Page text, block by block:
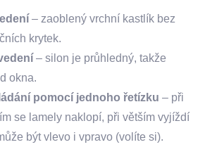
– zaoblený vrchní kastlík bez
krytek.
– silon je průhledný, takže
okna.
pomocí jednoho řetízku – při
se lamely naklopí, při větším vyjíždí
být vlevo i vpravo (volíte si).